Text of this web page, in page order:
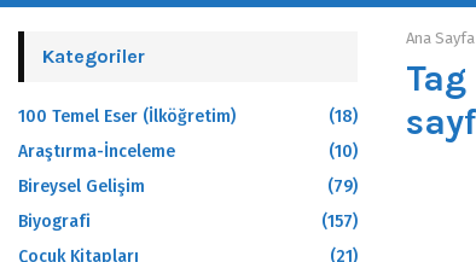
Ana Sayfa
Kategoriler
100 Temel Eser (İlköğretim)
(18)
Araştırma-İnceleme
(10)
Bireysel Gelişim
(79)
Biyografi
(157)
Çocuk Kitapları
(21)